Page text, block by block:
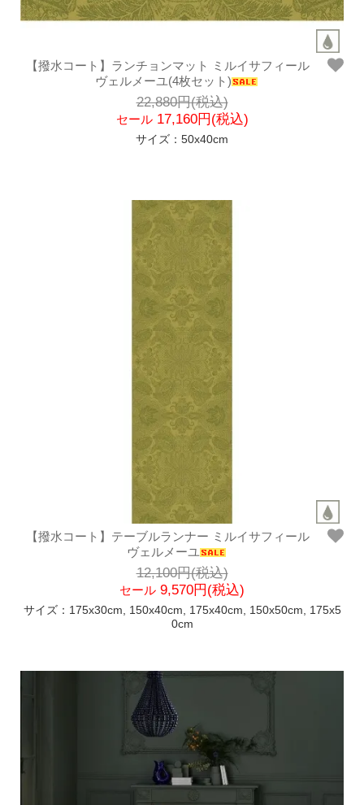
【撥水コート】ランチョンマット ミルイサフィール
ヴェルメーユ(4枚セット)
22,880円(税込)
セール17,160円(税込)
サイズ：50x40cm
【撥水コート】テーブルランナー ミルイサフィール
ヴェルメーユ
12,100円(税込)
セール 9,570円(税込)
サイズ：175x30cm, 150x40cm, 175x40cm, 150x50cm, 175x5
0cm